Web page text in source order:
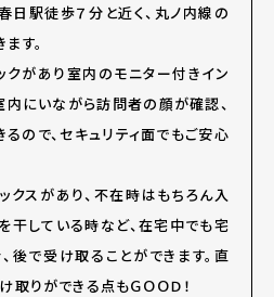
日駅徒歩７分と近く、丸ノ内線の
す。
クがあり室内のモニター付きイン
内にいながら訪問者の顔が確認、
ので、セキュリティ面でもご安心
クスがあり、不在時はもちろん入
干している時など、在宅中でも宅
後で受け取ることができます。直
取りができる点もＧＯＯＤ！